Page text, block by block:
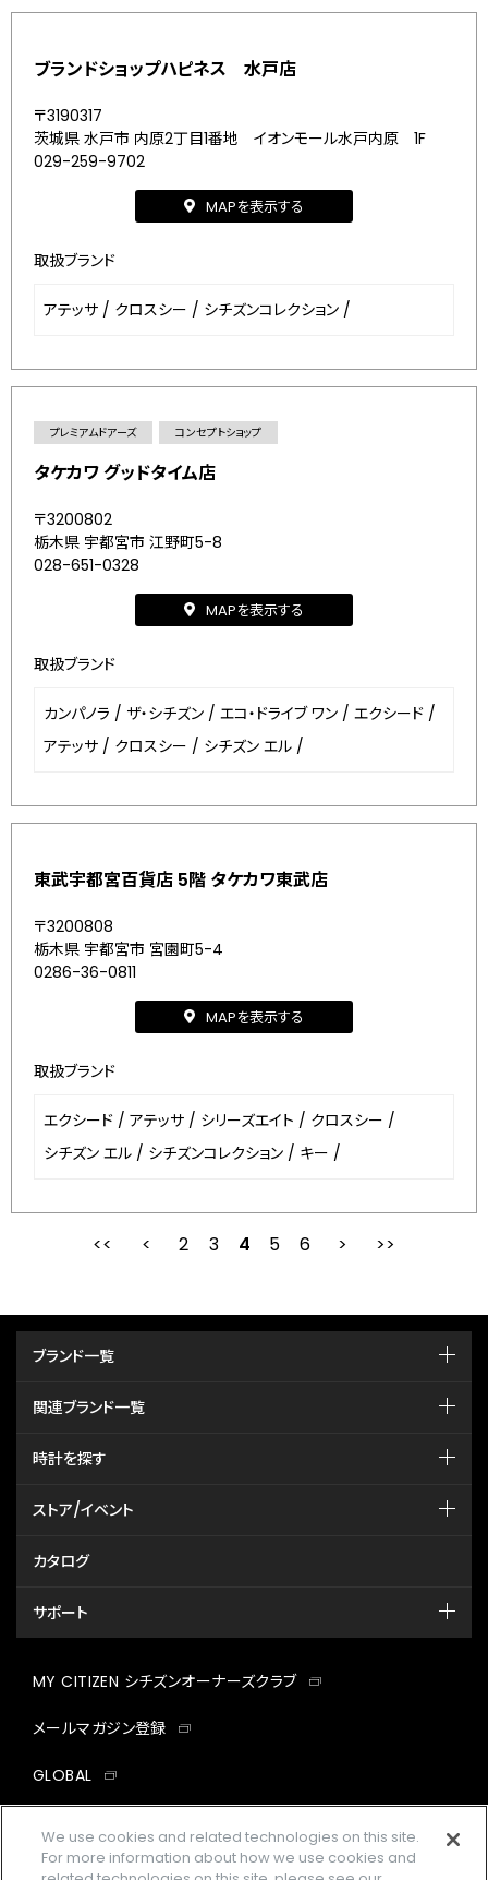
ブランドショップハピネス 水戸店
〒3190317
茨城県 水戸市 内原2丁目1番地 イオンモール水戸内原 1F
029-259-9702
MAPを表示する
取扱ブランド
アテッサ / クロスシー / シチズンコレクション /
プレミアムドアーズ コンセプトショップ
タケカワ グッドタイム店
〒3200802
栃木県 宇都宮市 江野町5-8
028-651-0328
MAPを表示する
取扱ブランド
カンパノラ / ザ・シチズン / エコ・ドライブ ワン / エクシード /
アテッサ / クロスシー / シチズン エル /
東武宇都宮百貨店 5階 タケカワ東武店
〒3200808
栃木県 宇都宮市 宮園町5-4
0286-36-0811
MAPを表示する
取扱ブランド
エクシード / アテッサ / シリーズエイト / クロスシー /
シチズン エル / シチズンコレクション / キー /
最初 前
2 3 4 5 6
ブランド一覧
関連ブランド一覧
時計を探す
ストア/イベント
カタログ
サポート
MY CITIZEN シチズンオーナーズクラブ
メールマガジン登録
GLOBAL
facebookinstagramtwitter
We use cookies and related technologies on this site.
For more information about how we use cookies and